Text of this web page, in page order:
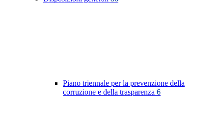
Piano triennale per la prevenzione della
corruzione e della trasparenza 6